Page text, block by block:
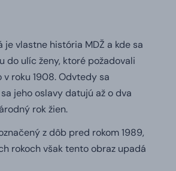
vlastne história MDŽ a kde sa
do ulíc ženy, ktoré požadovali
roku 1908. Odvtedy sa
jeho oslavy datujú až o dva
rok žien.
z dôb pred rokom 1989,
rokoch však tento obraz upadá